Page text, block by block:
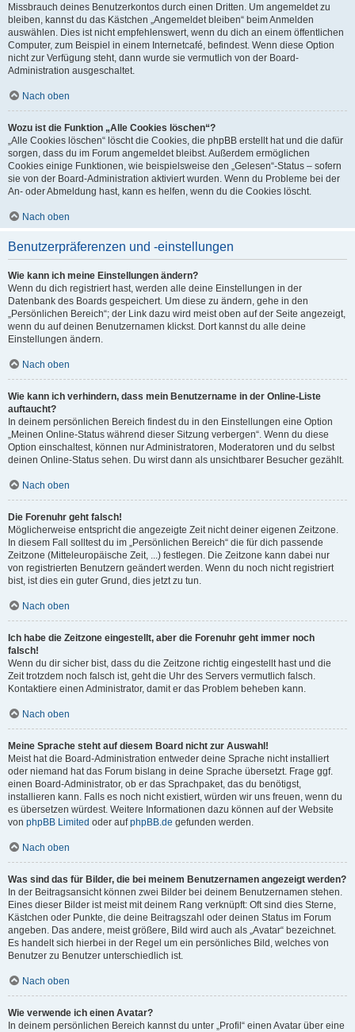
Missbrauch deines Benutzerkontos durch einen Dritten. Um angemeldet zu
bleiben, kannst du das Kästchen „Angemeldet bleiben“ beim Anmelden
auswählen. Dies ist nicht empfehlenswert, wenn du dich an einem öffentlichen
Computer, zum Beispiel in einem Internetcafé, befindest. Wenn diese Option
nicht zur Verfügung steht, dann wurde sie vermutlich von der Board-
Administration ausgeschaltet.
Nach oben
Wozu ist die Funktion „Alle Cookies löschen“?
„Alle Cookies löschen“ löscht die Cookies, die phpBB erstellt hat und die dafür
sorgen, dass du im Forum angemeldet bleibst. Außerdem ermöglichen
Cookies einige Funktionen, wie beispielsweise den „Gelesen“-Status – sofern
sie von der Board-Administration aktiviert wurden. Wenn du Probleme bei der
An- oder Abmeldung hast, kann es helfen, wenn du die Cookies löscht.
Nach oben
Benutzerpräferenzen und -einstellungen
Wie kann ich meine Einstellungen ändern?
Wenn du dich registriert hast, werden alle deine Einstellungen in der
Datenbank des Boards gespeichert. Um diese zu ändern, gehe in den
„Persönlichen Bereich“; der Link dazu wird meist oben auf der Seite angezeigt,
wenn du auf deinen Benutzernamen klickst. Dort kannst du alle deine
Einstellungen ändern.
Nach oben
Wie kann ich verhindern, dass mein Benutzername in der Online-Liste
auftaucht?
In deinem persönlichen Bereich findest du in den Einstellungen eine Option
„Meinen Online-Status während dieser Sitzung verbergen“. Wenn du diese
Option einschaltest, können nur Administratoren, Moderatoren und du selbst
deinen Online-Status sehen. Du wirst dann als unsichtbarer Besucher gezählt.
Nach oben
Die Forenuhr geht falsch!
Möglicherweise entspricht die angezeigte Zeit nicht deiner eigenen Zeitzone.
In diesem Fall solltest du im „Persönlichen Bereich“ die für dich passende
Zeitzone (Mitteleuropäische Zeit, ...) festlegen. Die Zeitzone kann dabei nur
von registrierten Benutzern geändert werden. Wenn du noch nicht registriert
bist, ist dies ein guter Grund, dies jetzt zu tun.
Nach oben
Ich habe die Zeitzone eingestellt, aber die Forenuhr geht immer noch
falsch!
Wenn du dir sicher bist, dass du die Zeitzone richtig eingestellt hast und die
Zeit trotzdem noch falsch ist, geht die Uhr des Servers vermutlich falsch.
Kontaktiere einen Administrator, damit er das Problem beheben kann.
Nach oben
Meine Sprache steht auf diesem Board nicht zur Auswahl!
Meist hat die Board-Administration entweder deine Sprache nicht installiert
oder niemand hat das Forum bislang in deine Sprache übersetzt. Frage ggf.
einen Board-Administrator, ob er das Sprachpaket, das du benötigst,
installieren kann. Falls es noch nicht existiert, würden wir uns freuen, wenn du
es übersetzen würdest. Weitere Informationen dazu können auf der Website
von phpBB Limited oder aufphpBB.de gefunden werden.
Nach oben
Was sind das für Bilder, die bei meinem Benutzernamen angezeigt werden?
In der Beitragsansicht können zwei Bilder bei deinem Benutzernamen stehen.
Eines dieser Bilder ist meist mit deinem Rang verknüpft: Oft sind dies Sterne,
Kästchen oder Punkte, die deine Beitragszahl oder deinen Status im Forum
angeben. Das andere, meist größere, Bild wird auch als „Avatar“ bezeichnet.
Es handelt sich hierbei in der Regel um ein persönliches Bild, welches von
Benutzer zu Benutzer unterschiedlich ist.
Nach oben
Wie verwende ich einen Avatar?
In deinem persönlichen Bereich kannst du unter „Profil“ einen Avatar über eine